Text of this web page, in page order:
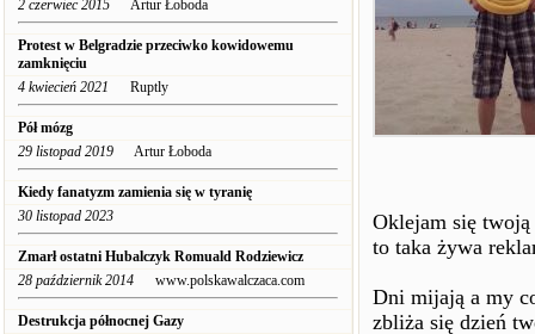
2 czerwiec 2015 Artur Łoboda
Protest w Belgradzie przeciwko kowidowemu
zamknięciu
4 kwiecień 2021 Ruptly
Pół mózg
29 listopad 2019 Artur Łoboda
Kiedy fanatyzm zamienia się w tyranię
30 listopad 2023
Zmarł ostatni Hubalczyk Romuald Rodziewicz
28 październik 2014 www.polskawalczaca.com
Destrukcja północnej Gazy
Oklejam się twoją
to taka żywa
Dni mijają a my
zbliża się dzień